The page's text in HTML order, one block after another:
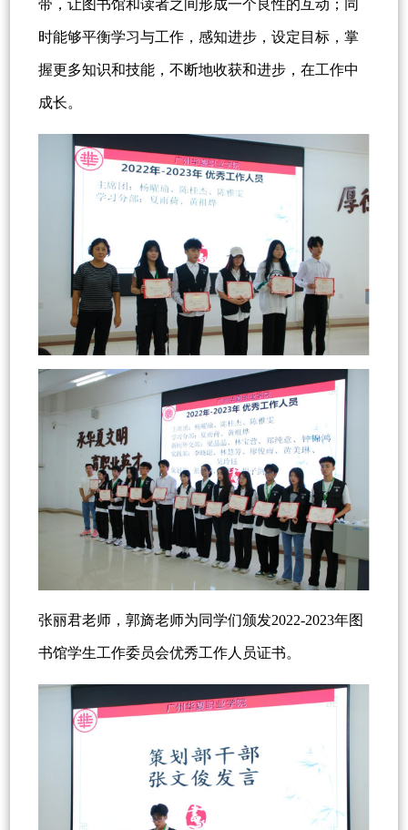
带，让图书馆和读者之间形成一个良性的互动；同
时能够平衡学习与工作，感知进步，设定目标，掌
握更多知识和技能，不断地收获和进步，在工作中
成长。
张丽君老师，郭旖老师为同学们颁发2022-2023年图
书馆学生工作委员会优秀工作人员证书。